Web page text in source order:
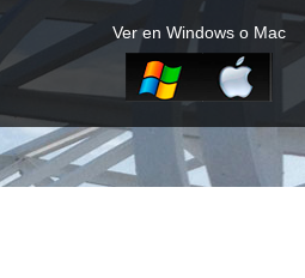
Ver en Windows o Mac